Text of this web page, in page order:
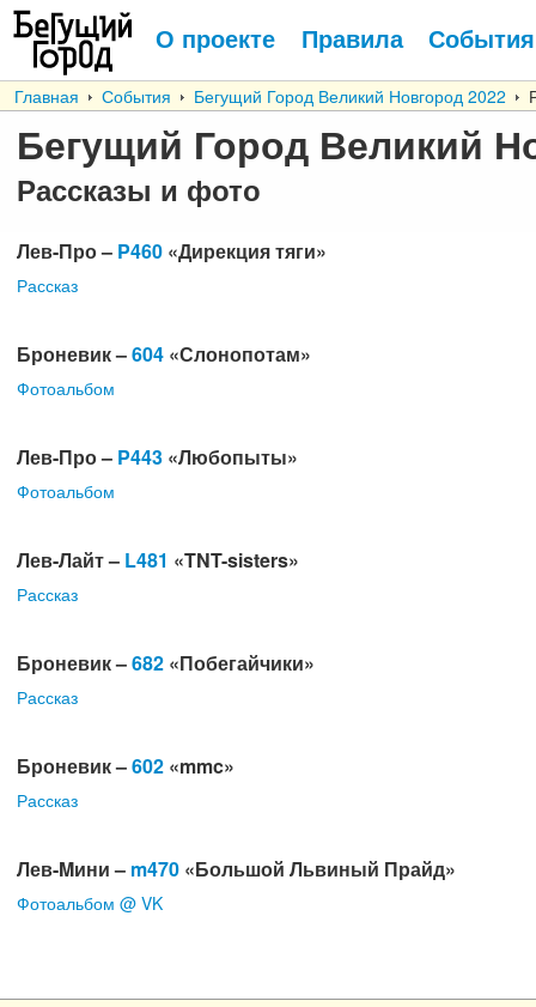
О проекте Правила События
Главная События Бегущий Город Великий Новгород 2022
Бегущий Город Великий
Рассказы и фото
Лев-Про – P460 «Дирекция тяги»
Рассказ
Броневик –604 «Слонопотам»
Фотоальбом
Лев-Про – P443 «Любопыты»
Фотоальбом
Лев-Лайт – L481 «TNT-sisters»
Рассказ
Броневик –682 «Побегайчики»
Рассказ
Броневик –602 «mmc»
Рассказ
Лев-Mини – m470 «Большой Львиный Прайд»
Фотоальбом @ VK